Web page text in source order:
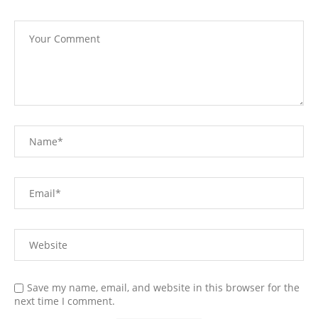
Save my name, email, and website in this browser for the
next time I comment.